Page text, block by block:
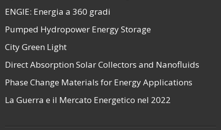
ENGIE: Energia a 360 gradi
Pumped Hydropower Energy Storage
City Green Light
Direct Absorption Solar Collectors and Nanofluids
Phase Change Materials for Energy Applications
La Guerra e il Mercato Energetico nel 2022